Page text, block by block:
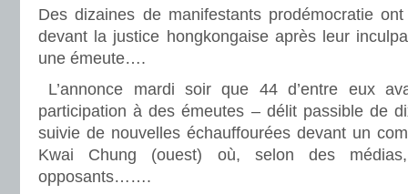
Des dizaines de manifestants prodémocratie
devant la justice hongkongaise après leur
une émeute….
L’annonce mardi soir que 44 d’entre eux
participation à des émeutes – délit passible de
suivie de nouvelles échauffourées devant un
Kwai Chung (ouest) où, selon des
opposants…….